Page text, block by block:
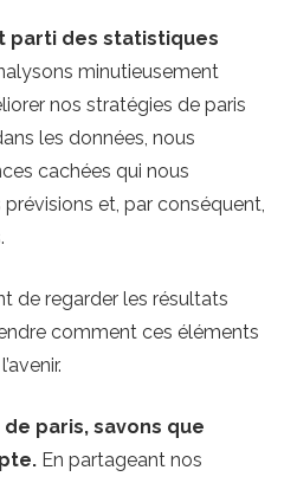
parti des statistiques
minutieusement
nos stratégies de paris
les données, nous
cachées qui nous
et, par conséquent,
de regarder les résultats
comment ces éléments
paris, savons que
En partageant nos